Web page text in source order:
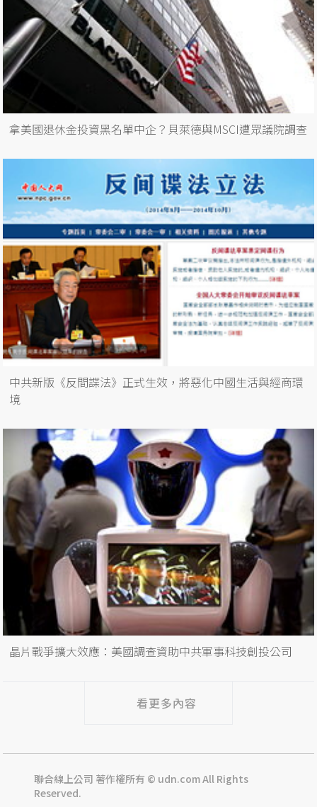
拿美國退休金投資黑名單中企？貝萊德與MSCI遭眾議院調查
中共新版《反間諜法》正式生效，將惡化中國生活與經商環
境
晶片戰爭擴大效應：美國調查資助中共軍事科技創投公司
看更多內容
聯合線上公司 著作權所有 © udn.com All Rights
Reserved.